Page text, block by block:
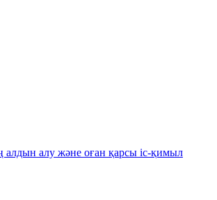
алу және оған қарсы іс-қимыл